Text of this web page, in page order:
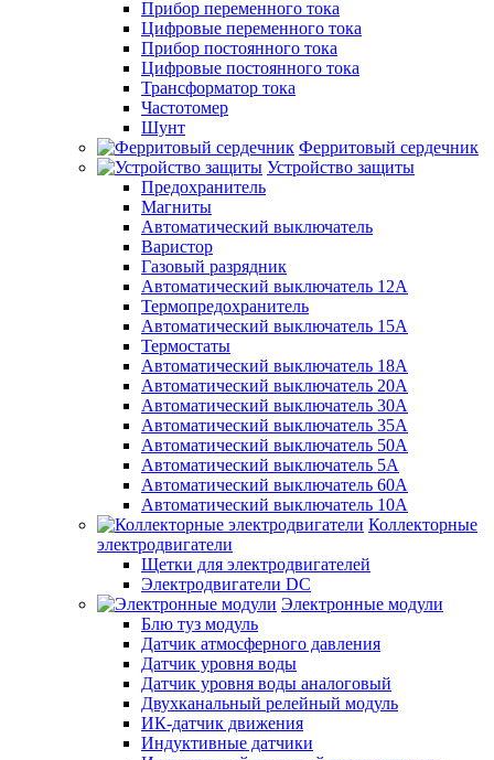
Прибор переменного тока
Цифровые переменного тока
Прибор постоянного тока
Цифровые постоянного тока
Трансформатор тока
Частотомер
Шунт
Ферритовый сердечник
Устройство защиты
Предохранитель
Магниты
Автоматический выключатель
Варистор
Газовый разрядник
Автоматический выключатель 12А
Термопредохранитель
Автоматический выключатель 15А
Термостаты
Автоматический выключатель 18А
Автоматический выключатель 20А
Автоматический выключатель 30А
Автоматический выключатель 35А
Автоматический выключатель 50А
Автоматический выключатель 5А
Автоматический выключатель 60А
Автоматический выключатель 10А
Коллекторные
электродвигатели
Щетки для электродвигателей
Электродвигатели DC
Электронные модули
Блю туз модуль
Датчик атмосферного давления
Датчик уровня воды
Датчик уровня воды аналоговый
Двухканальный релейный модуль
ИК-датчик движения
Индуктивные датчики